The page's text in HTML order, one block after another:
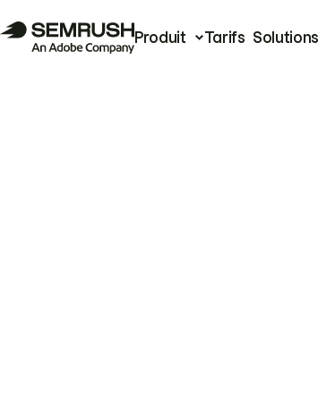
Produit Tarifs Solutions